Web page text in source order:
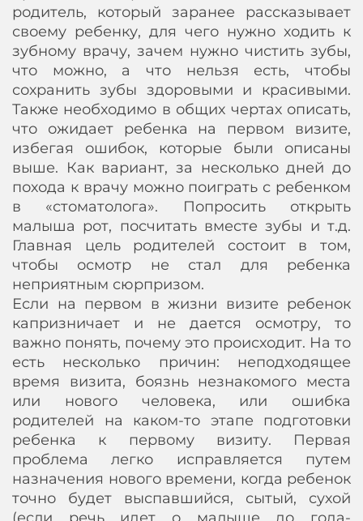
родитель, который заранее рассказывает
своему ребенку, для чего нужно ходить к
зубному врачу, зачем нужно чистить зубы,
что можно, а что нельзя есть, чтобы
сохранить зубы здоровыми и красивыми.
Также необходимо в общих чертах описать,
что ожидает ребенка на первом визите,
избегая ошибок, которые были описаны
выше. Как вариант, за несколько дней до
похода к врачу можно поиграть с ребенком
в «стоматолога». Попросить открыть
малыша рот, посчитать вместе зубы и т.д.
Главная цель родителей состоит в том,
чтобы осмотр не стал для ребенка
неприятным сюрпризом.
Если на первом в жизни визите ребенок
капризничает и не дается осмотру, то
важно понять, почему это происходит. На то
есть несколько причин: неподходящее
время визита, боязнь незнакомого места
или нового человека, или ошибка
родителей на каком-то этапе подготовки
ребенка к первому визиту. Первая
проблема легко исправляется путем
назначения нового времени, когда ребенок
точно будет выспавшийся, сытый, сухой